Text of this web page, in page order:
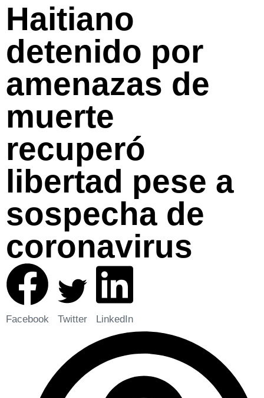
Haitiano
detenido por
amenazas de
muerte
recuperó
libertad pese a
sospecha de
coronavirus
Facebook Twitter LinkedIn